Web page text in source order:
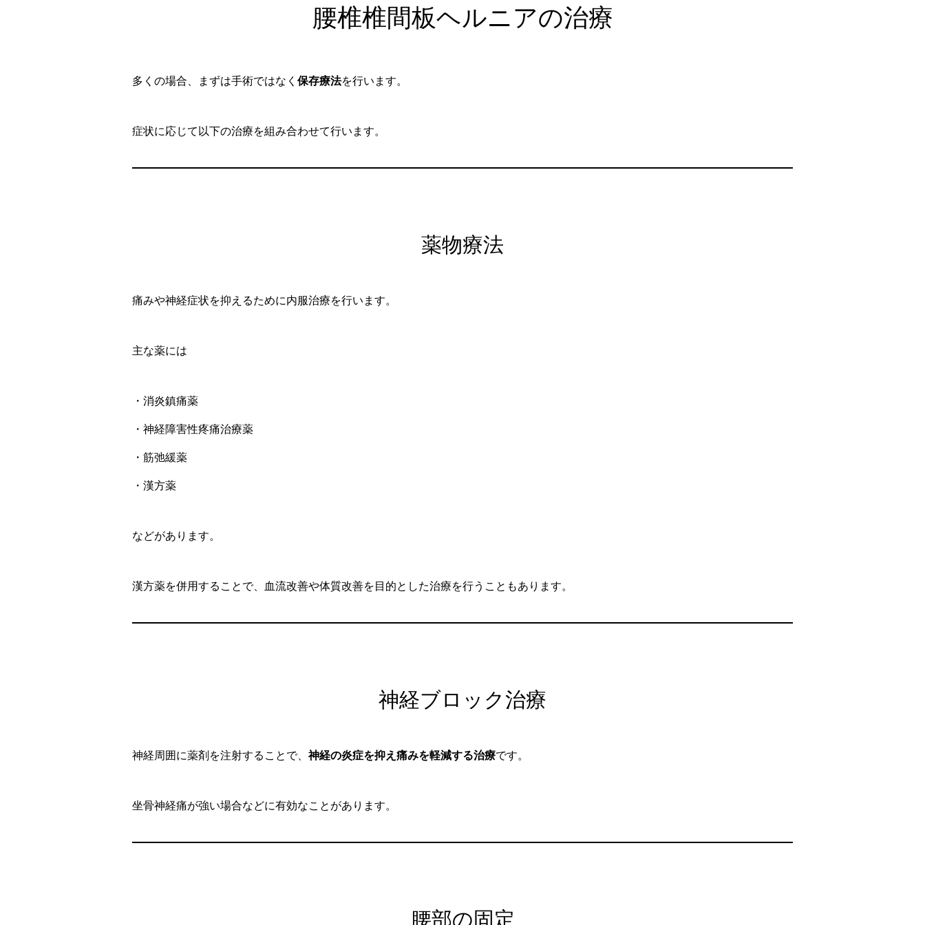
腰椎椎間板ヘルニアの治療
多くの場合、まずは手術ではなく 保存療法を行います。
症状に応じて以下の治療を組み合わせて行います。
薬物療法
痛みや神経症状を抑えるために内服治療を行います。
主な薬には
・消炎鎮痛薬
・神経障害性疼痛治療薬
・筋弛緩薬
・漢方薬
などがあります。
漢方薬を併用することで、血流改善や体質改善を目的とした治療を行うこともあります。
神経ブロック治療
神経周囲に薬剤を注射することで、神経の炎症を抑え痛みを軽減する治療です。
坐骨神経痛が強い場合などに有効なことがあります。
腰部の固定